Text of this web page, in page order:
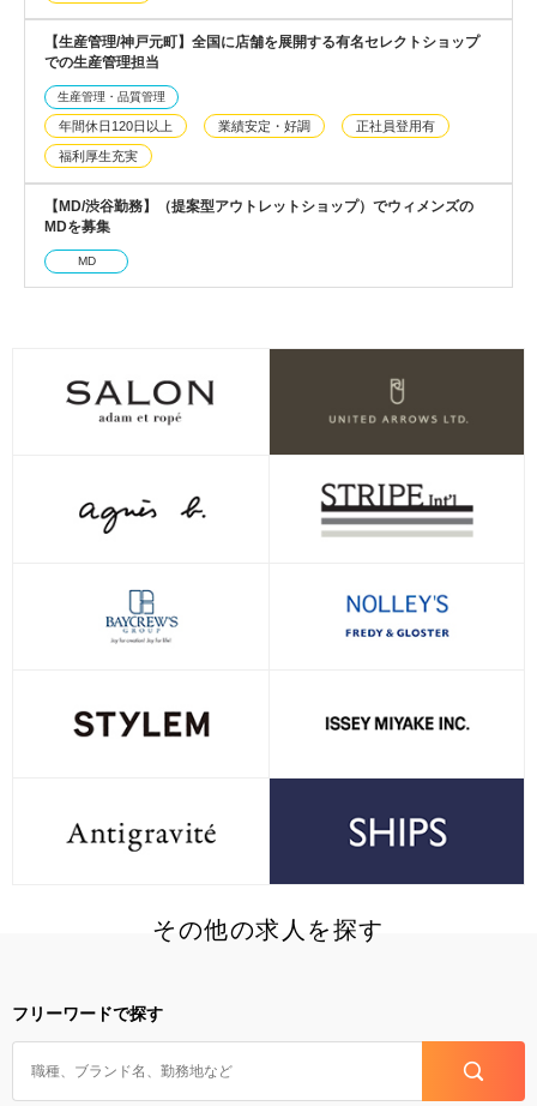
【生産管理/神戸元町】全国に店舗を展開する有名セレクトショップ
での生産管理担当
生産管理・品質管理
年間休日120日以上 業績安定・好調 正社員登用有
福利厚生充実
【MD/渋谷勤務】（提案型アウトレットショップ）でウィメンズの
MDを募集
MD
その他の求人を探す
フリーワードで探す